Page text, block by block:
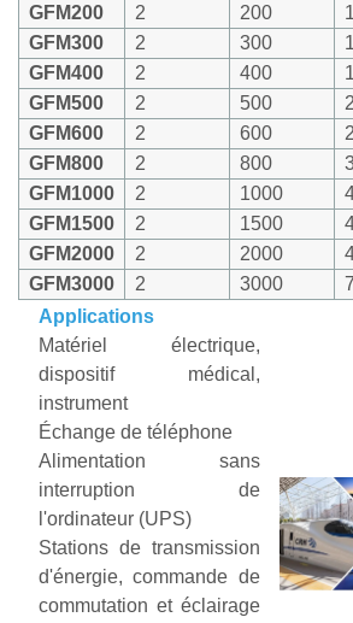
GFM200
2 200
GFM300
2 300
GFM400
2 400
GFM500
2 500
GFM600
2 600
GFM800
2 800
GFM1000
2 1000
GFM1500
2 1500
GFM2000
2 2000
GFM3000
2 3000
Applications
Matériel électrique,
dispositif médical,
instrument
Échange de téléphone
Alimentation sans
interruption de
l'ordinateur (UPS)
Stations de transmission
d'énergie, commande de
commutation et éclairage